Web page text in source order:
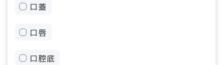
口蓋
口唇
口腔底